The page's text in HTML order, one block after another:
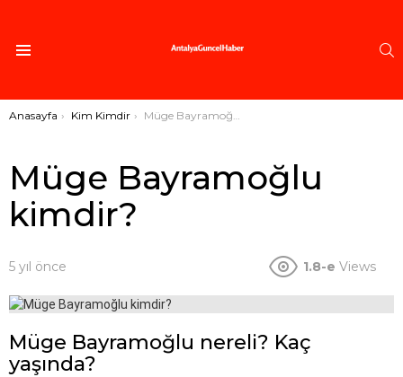
Buradasınız:
Anasayfa Kim Kimdir Müge Bayramoğlu kimdir?
Müge Bayramoğlu
kimdir?
5 yıl önce 1.8-e Views
Müge Bayramoğlu nereli? Kaç
yaşında?